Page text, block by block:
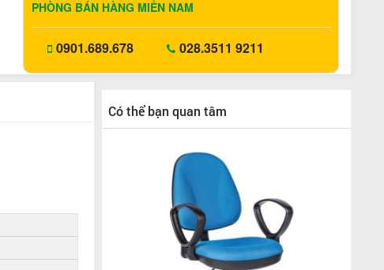
PHÒNG BÁN HÀNG MIỀN NAM
0901.689.678 028.3511 9211
Có thể bạn quan tâm